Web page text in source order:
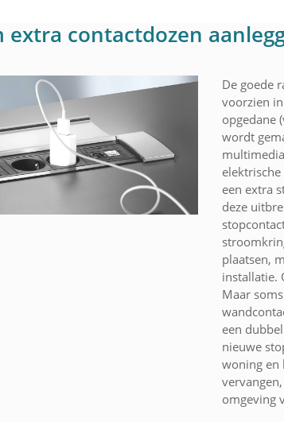
extra contactdozen
De goede
voorzien
opgedane
wordt
een extra
deze
plaatsen,
installatie.
Maar
een
nieuwe
woning en
omgeving